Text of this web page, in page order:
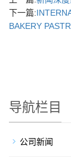
下一篇:
BAKERY
导航栏目
公司新闻